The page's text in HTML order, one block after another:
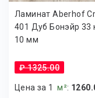
Ламинат Aberhof
401 Дуб Бонэйр 33
10 мм
₽ 1325.00
Цена за 1м²: